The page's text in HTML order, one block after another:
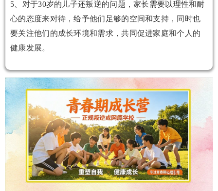
5、对于30岁的儿子还叛逆的问题，家长需要以理性和耐
心的态度来对待，给予他们足够的空间和支持，同时也
要关注他们的成长环境和需求，共同促进家庭和个人的
健康发展。